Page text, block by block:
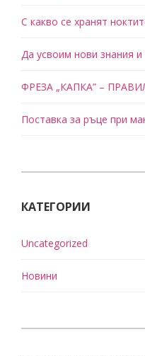
С какво се хранят
Да усвоим нови знания и
ФРЕЗА „КАПКА” –
Поставка за ръце при
КАТЕГОРИИ
Uncategorized
Новини